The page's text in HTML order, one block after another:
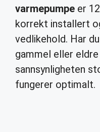
varmepumpe er
korrekt installert
vedlikehold. Har
gammel eller
sannsynligheten
fungerer optimalt.